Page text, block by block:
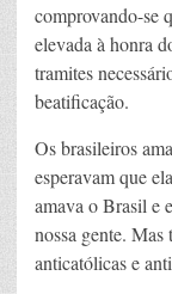
comprovando-se
elevada à honra
tramites
beatificação.
Os brasileiros
esperavam que
amava o Brasil e
nossa gente.
anticatólicas e